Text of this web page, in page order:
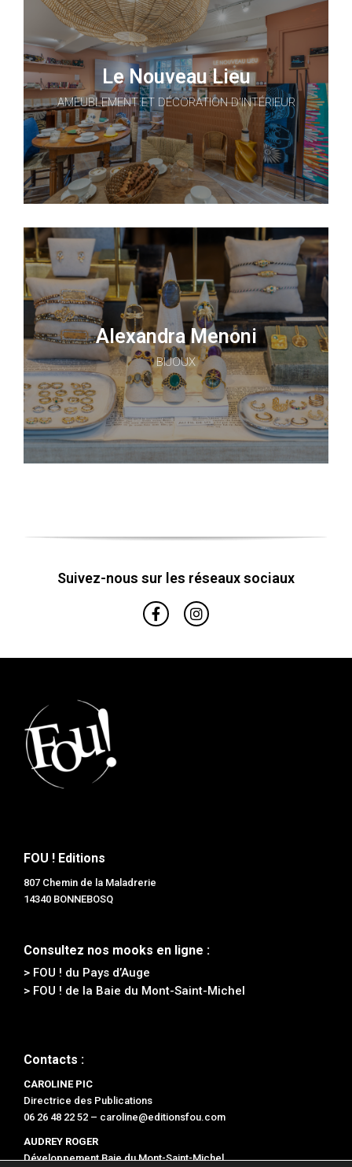
Le Nouveau Lieu
AMEUBLEMENT ET DÉCORATION D’INTÉRIEUR
Alexandra Menoni
BIJOUX
Suivez-nous sur les réseaux sociaux
FOU ! Editions
807 Chemin de la Maladrerie
14340 BONNEBOSQ
Consultez nos mooks en ligne :
> FOU ! du Pays d’Auge
> FOU ! de la Baie du Mont-Saint-Michel
Contacts :
CAROLINE PIC
Directrice des Publications
06 26 48 22 52 – caroline@editionsfou.com
AUDREY ROGER
Développement Baie du Mont-Saint-Michel